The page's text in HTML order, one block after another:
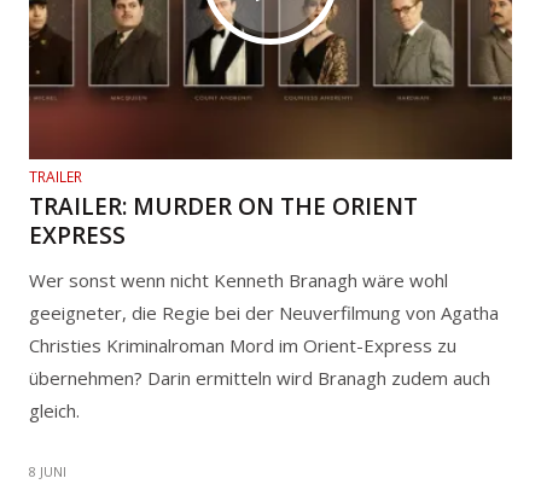
TRAILER
TRAILER: MURDER ON THE ORIENT
EXPRESS
Wer sonst wenn nicht Kenneth Branagh wäre wohl
geeigneter, die Regie bei der Neuverfilmung von Agatha
Christies Kriminalroman Mord im Orient-Express zu
übernehmen? Darin ermitteln wird Branagh zudem auch
gleich.
8 JUNI